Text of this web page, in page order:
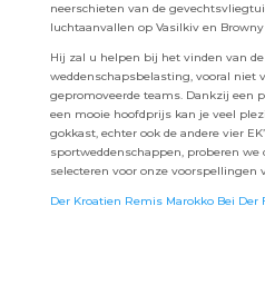
neerschieten van de
luchtaanvallen op Vasilkiv en
Hij zal u helpen bij het vinden van
weddenschapsbelasting, vooral niet
gepromoveerde teams. Dankzij een
een mooie hoofdprijs kan je veel
gokkast, echter ook de andere vier
sportweddenschappen, proberen
selecteren voor onze voorspellingen
Der Kroatien Remis Marokko Bei Der